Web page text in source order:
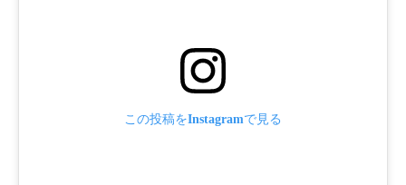
この投稿をInstagramで見る